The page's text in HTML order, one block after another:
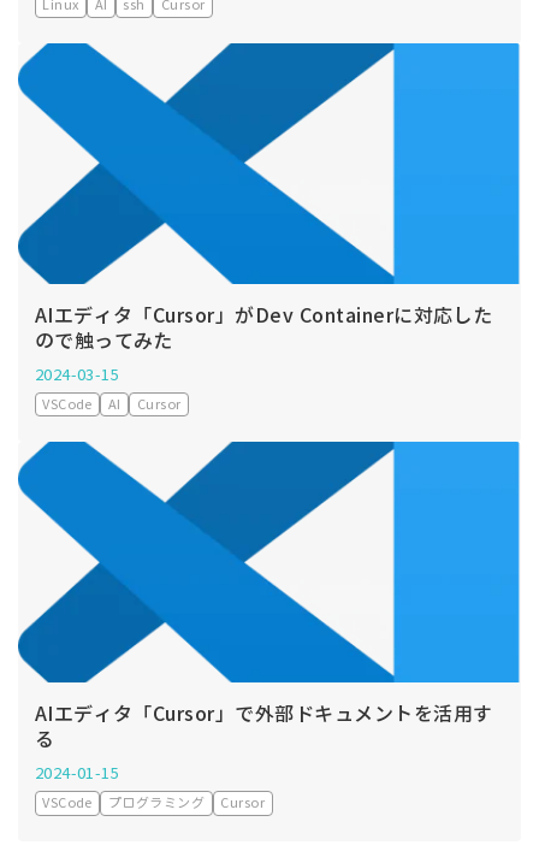
Linux AI ssh Cursor
AIエディタ「Cursor」がDev Containerに対応した
ので触ってみた
2024-03-15
VSCode AI Cursor
AIエディタ「Cursor」で外部ドキュメントを活用す
る
2024-01-15
VSCode プログラミング Cursor